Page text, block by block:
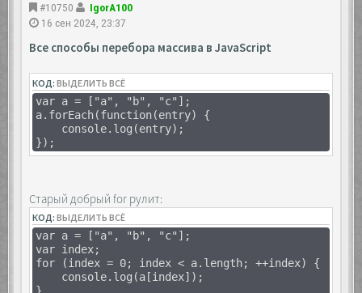
#10750
IgorA100
16 сен 2024, 23:37
Все способы перебора массива в JavaScript
КОД:ВЫДЕЛИТЬ ВСЁ
var a = ["a", "b", "c"];
a.forEach(function(entry) {
console.log(entry);
});
Старый добрый for рулит:
КОД:ВЫДЕЛИТЬ ВСЁ
var a = ["a", "b", "c"];
var index;
for (index = 0; index < a.length; ++index) {
console.log(a[index]);